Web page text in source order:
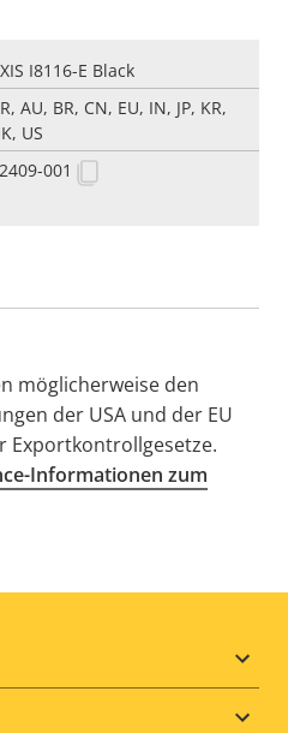
I8116-E Black
AU, BR, CN, EU, IN, JP, KR,
US
001
möglicherweise den
der USA und der EU
Exportkontrollgesetze.
Informationen zum